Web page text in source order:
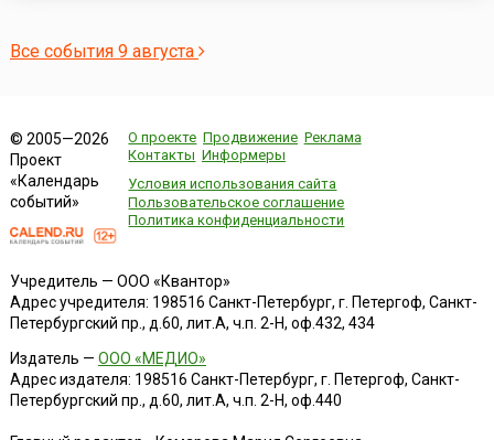
Все события 9 августа
© 2005—2026
Проект
«Календарь
событий»
О проекте Продвижение Реклама
Контакты Информеры
Условия использования сайта
Пользовательское соглашение
Политика конфиденциальности
Учредитель — ООО «Квантор»
Адрес учредителя: 198516 Санкт-Петербург, г. Петергоф, Санкт-
Петербургский пр., д.60, лит.А, ч.п. 2-Н, оф.432, 434
Издатель — ООО «МЕДИО»
Адрес издателя: 198516 Санкт-Петербург, г. Петергоф, Санкт-
Петербургский пр., д.60, лит.А, ч.п. 2-Н, оф.440